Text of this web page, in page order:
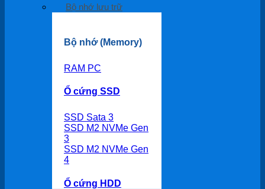
Bộ nhớ lưu trữ
Bộ nhớ (Memory)
RAM PC
Ổ cứng SSD
SSD Sata 3
SSD M2 NVMe Gen
3
SSD M2 NVMe Gen
4
Ổ cứng HDD